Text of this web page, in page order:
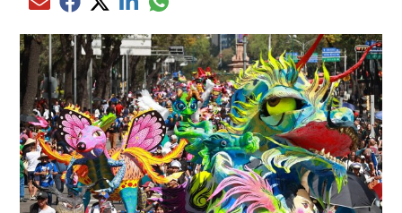
Compartir el artículo actual mediante Email
Compartir el artículo actual mediante Facebook
Compartir el artículo actual mediante Twitter
Compartir el artículo actual mediante LinkedIn
Compartir el artículo actual mediante